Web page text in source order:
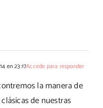
en 23:17Accede para responder
la manera de
de nuestras